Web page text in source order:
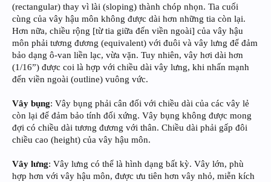
(rectangular) thay vì lài (sloping) thành chóp nhọn. Tia cuối
cùng của vây hậu môn không được dài hơn những tia còn lại.
Hơn nữa, chiều rộng [từ tia giữa đến viền ngoài] của vây hậu
môn phải tương đương (equivalent) với đuôi và vây lưng để đảm
bảo dạng ô-van liền lạc, vừa vặn. Tuy nhiên, vây hơi dài hơn
(1/16”) được coi là hợp với chiều dài vây lưng, khi nhấn mạnh
đến viền ngoài (outline) vuông vức.
Vây bụng: Vây bụng phải cân đối với chiều dài của các vây lẻ
còn lại để đảm bảo tính đối xứng. Vây bụng không được mong
đợi có chiều dài tương đương với thân. Chiều dài phải gấp đôi
chiều cao (height) của vây hậu môn.
Vây lưng: Vây lưng có thể là hình dạng bất kỳ. Vây lớn, phù
hợp hơn với vây hậu môn, được ưu tiên hơn vây nhỏ, miễn kích